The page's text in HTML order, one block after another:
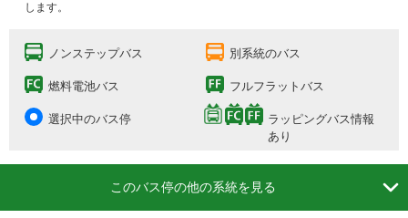
します。
ノンステップバス 別系統のバス
燃料電池バス フルフラットバス
選択中のバス停
ラッピングバス情報
あり
このバス停の他の系統を見る 